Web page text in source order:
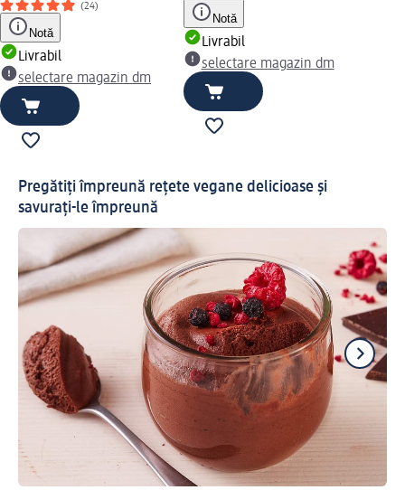
(24)
Notă
Livrabil
selectare magazin dm
Notă
Livrabil
selectare magazin dm
Pregătiți împreună rețete vegane delicioase și
savurați-le împreună